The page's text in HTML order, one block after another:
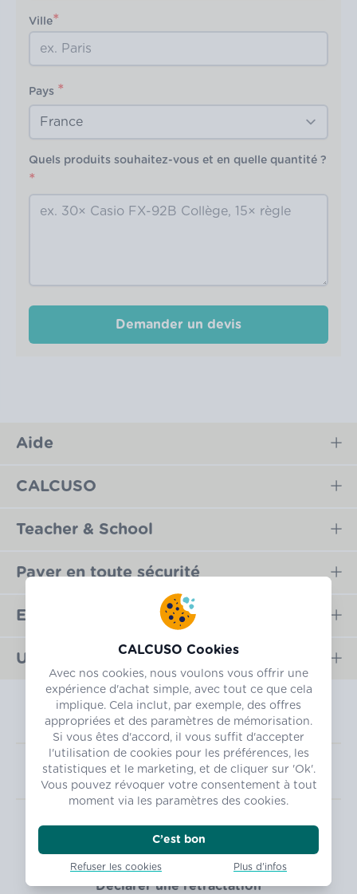
Ville*
Pays *
Quels produits souhaitez-vous et en quelle quantité ?
*
Demander un devis
Aide
CALCUSO
Teacher & School
Payer en toute sécurité
Expédition rapide
Une boutique d'exception
Mentions légalesProtection des donnéesCGV
Paramètres des données
Déclarer une rétractation
FR
CALCUSO Cookies
Avec nos cookies, nous voulons vous offrir une
expérience d'achat simple, avec tout ce que cela
implique. Cela inclut, par exemple, des offres
appropriées et des paramètres de mémorisation.
Si vous êtes d'accord, il vous suffit d'accepter
l'utilisation de cookies pour les préférences, les
statistiques et le marketing, et de cliquer sur 'Ok'.
Vous pouvez révoquer votre consentement à tout
moment via les paramètres des cookies.
C’est bon
Refuser les cookies Plus d'infos